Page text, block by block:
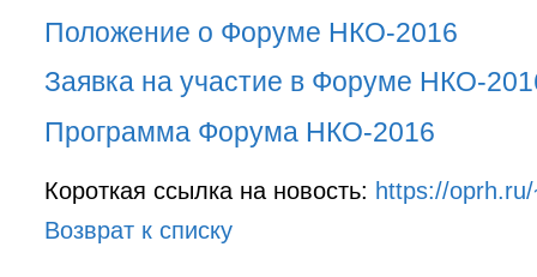
Положение о Форуме НКО-2016
Заявка на участие в Форуме НКО-
Программа Форума НКО-2016
Короткая ссылка на новость: https://
Возврат к списку